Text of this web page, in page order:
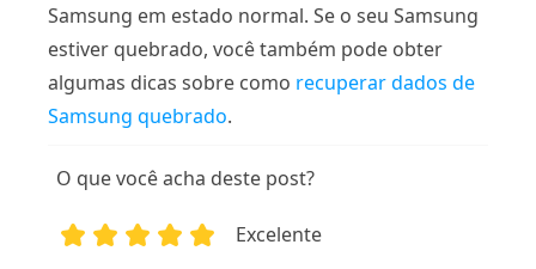
Samsung em estado normal. Se o seu Samsung
estiver quebrado, você também pode obter
algumas dicas sobre como recuperar dados de
Samsung quebrado.
O que você acha deste post?
Excelente